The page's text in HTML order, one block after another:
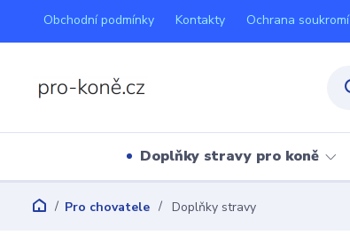
Obchodní podmínky Kontakty Ochrana soukromí
Doplňky stravy pro koně
Pro chovatele Doplňky stravy